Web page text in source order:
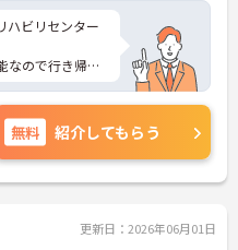
ハビリセンター
なので行き帰り
、ライフステー
とができます
までお問い合わ
無料 紹介してもらう
更新日：2026年06月01日